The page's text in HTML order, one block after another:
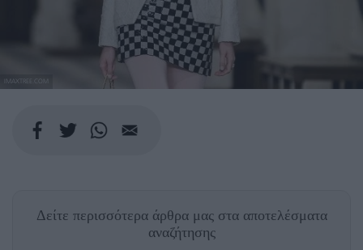
IMAXTREE.COM
Δείτε περισσότερα άρθρα μας στα αποτελέσματα
αναζήτησης